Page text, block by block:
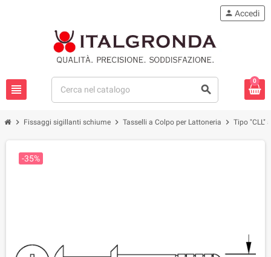
view_headline search
person Accedi
0
chevron_right Fissaggi sigillanti schiume chevron_right Tasselli a Colpo per Lattoneria chevron_right Tipo "CLL"
-35%